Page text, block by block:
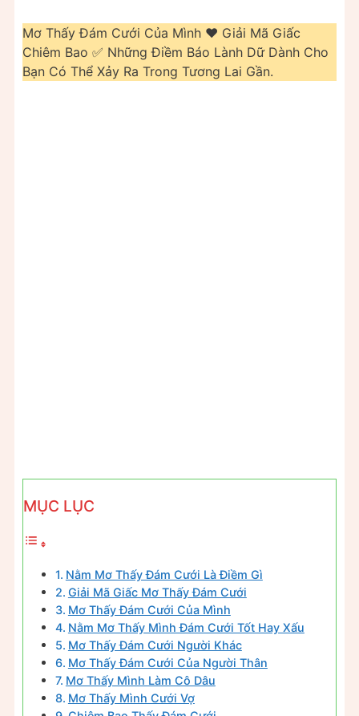
Mơ Thấy Đám Cưới Của Mình ❤️ Giải Mã Giấc
Chiêm Bao ✅ Những Điềm Báo Lành Dữ Dành Cho
Bạn Có Thể Xảy Ra Trong Tương Lai Gần.
MỤC LỤC
Nằm Mơ Thấy Đám Cưới Là Điềm Gì
Giải Mã Giấc Mơ Thấy Đám Cưới
Mơ Thấy Đám Cưới Của Mình
Nằm Mơ Thấy Mình Đám Cưới Tốt Hay Xấu
Mơ Thấy Đám Cưới Người Khác
Mơ Thấy Đám Cưới Của Người Thân
Mơ Thấy Mình Làm Cô Dâu
Mơ Thấy Mình Cưới Vợ